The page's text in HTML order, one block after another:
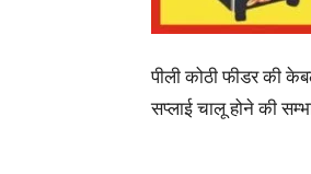
पीली कोठी फीडर की
सप्लाई चालू होने की